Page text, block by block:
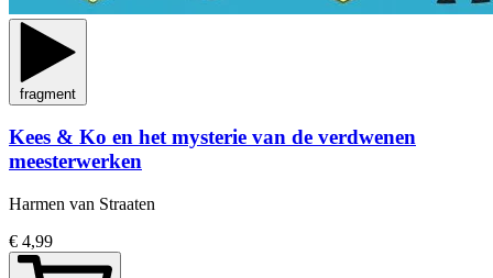
fragment
Kees & Ko en het mysterie van de verdwenen
meesterwerken
Harmen van Straaten
€ 4,99